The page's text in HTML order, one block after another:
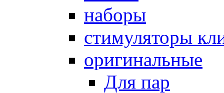
наборы
стимуляторы
оригинальные
Для пар